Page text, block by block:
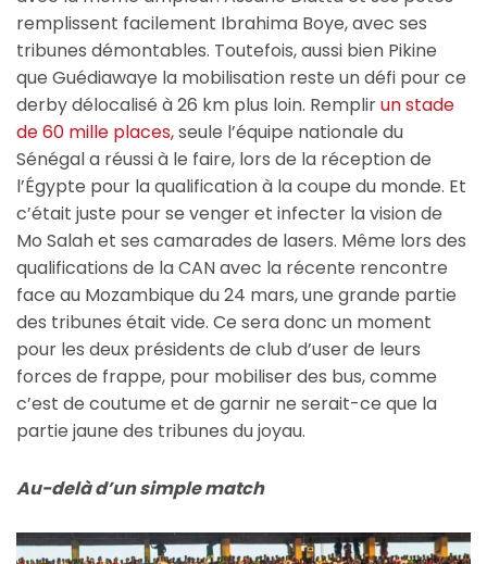
remplissent facilement Ibrahima Boye, avec ses
tribunes démontables. Toutefois, aussi bien Pikine
que Guédiawaye la mobilisation reste un défi pour ce
derby délocalisé à 26 km plus loin. Remplirun stade
de 60 mille places,seule l’équipe nationale du
Sénégal a réussi à le faire, lors de la réception de
l’Égypte pour la qualification à la coupe du monde. Et
c’était juste pour se venger et infecter la vision de
Mo Salah et ses camarades de lasers. Même lors des
qualifications de la CAN avec la récente rencontre
face au Mozambique du 24 mars, une grande partie
des tribunes était vide. Ce sera donc un moment
pour les deux présidents de club d’user de leurs
forces de frappe, pour mobiliser des bus, comme
c’est de coutume et de garnir ne serait-ce que la
partie jaune des tribunes du joyau.
Au-delà d’un simple match